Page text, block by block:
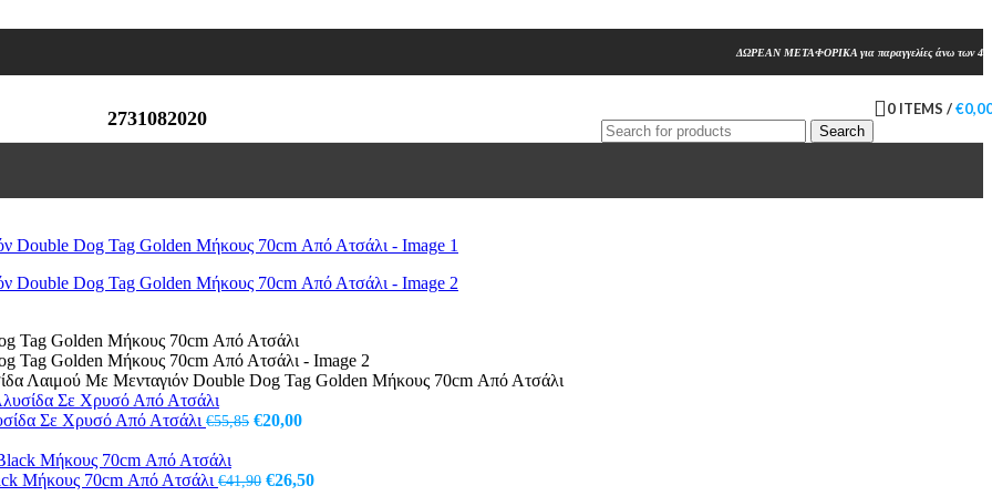
ΔΩΡΕΑΝ ΜΕΤΑΦΟΡΙΚΑ για παραγγελίες άνω των
2731082020
Search
0 ITEMS /€
Λαιμού Με Μενταγιόν Double Dog Tag Golden Μήκους 70cm Από Ατσάλι
Σε Χρυσό Από Ατσάλι €55,85 Original
€55,85.
€20,00Η
είναι:
Μήκους 70cm Από Ατσάλι €41,90 Original
€26,50Η